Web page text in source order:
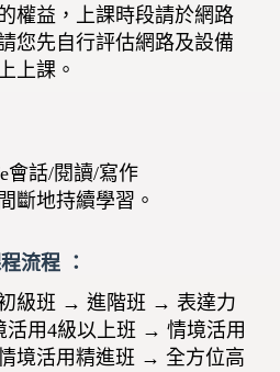
權益，上課時段請於網路
您先自行評估網路及設備
上課。
會話/閱讀/寫作
斷地持續學習。
流程 ：
級班 → 進階班 → 表達力
活用4級以上班 → 情境活用
境活用精進班 → 全方位高